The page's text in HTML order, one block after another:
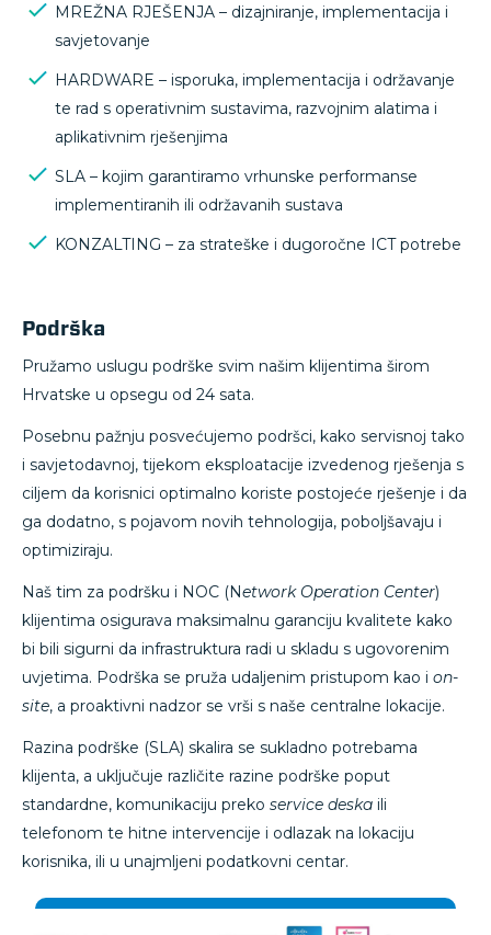
MREŽNA RJEŠENJA – dizajniranje, implementacija i
savjetovanje
HARDWARE – isporuka, implementacija i održavanje
te rad s operativnim sustavima, razvojnim alatima i
aplikativnim rješenjima
SLA – kojim garantiramo vrhunske performanse
implementiranih ili održavanih sustava
KONZALTING – za strateške i dugoročne ICT potrebe
Podrška
Pružamo uslugu podrške svim našim klijentima širom
Hrvatske u opsegu od 24 sata.
Posebnu pažnju posvećujemo podršci, kako servisnoj tako
i savjetodavnoj, tijekom eksploatacije izvedenog rješenja s
ciljem da korisnici optimalno koriste postojeće rješenje i da
ga dodatno, s pojavom novih tehnologija, poboljšavaju i
optimiziraju.
Naš tim za podršku i NOC (Network Operation Center)
klijentima osigurava maksimalnu garanciju kvalitete kako
bi bili sigurni da infrastruktura radi u skladu s ugovorenim
uvjetima. Podrška se pruža udaljenim pristupom kao i on-
site, a proaktivni nadzor se vrši s naše centralne lokacije.
Razina podrške (SLA) skalira se sukladno potrebama
klijenta, a uključuje različite razine podrške poput
standardne, komunikaciju preko service deska ili
telefonom te hitne intervencije i odlazak na lokaciju
korisnika, ili u unajmljeni podatkovni centar.